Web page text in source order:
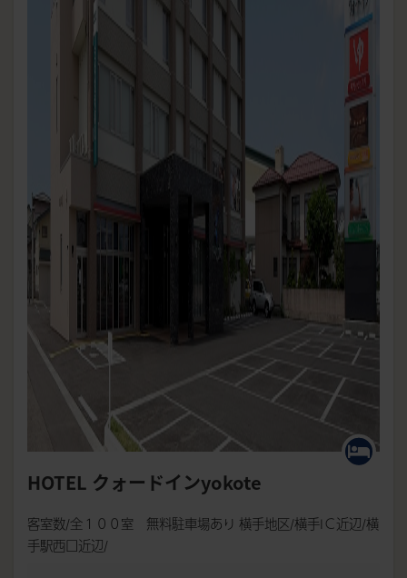
HOTEL クォードインyokote
客室数/全１００室 無料駐車場あり 横手地区/横手IＣ近辺/横
手駅西口近辺/